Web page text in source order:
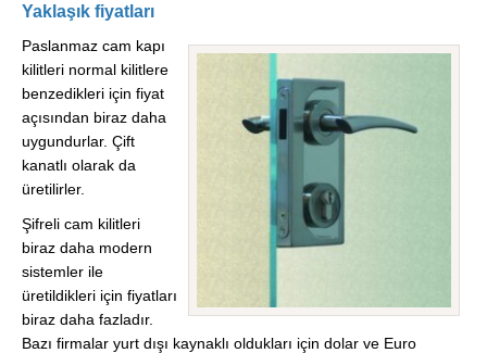
Yaklaşık fiyatları
Paslanmaz cam kapı
kilitleri normal kilitlere
benzedikleri için fiyat
açısından biraz daha
uygundurlar. Çift
kanatlı olarak da
üretilirler.
Şifreli cam kilitleri
biraz daha modern
sistemler ile
üretildikleri için fiyatları
biraz daha fazladır.
Bazı firmalar yurt dışı kaynaklı oldukları için dolar ve Euro